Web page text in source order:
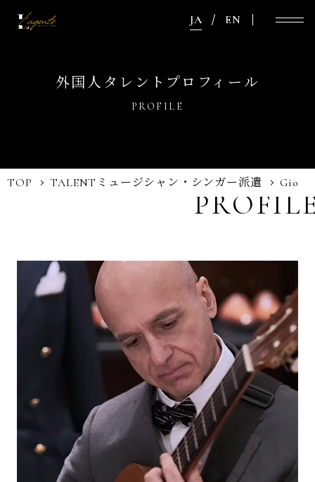
JA EN
外国人タレントプロフィール
PROFILE
TOP TALENT ミュージシャン・シンガー派遣 Gio